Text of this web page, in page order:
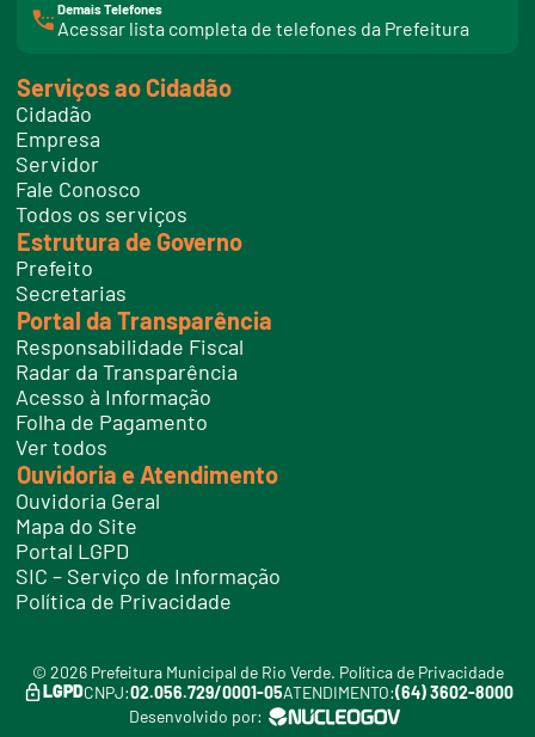
Demais Telefones
Acessar lista completa de telefones da Prefeitura
i
t
e
l
f
o
e
s
Serviços ao Cidadão
Cidadão
Empresa
Servidor
Fale Conosco
Todos os serviços
Estrutura de Governo
Prefeito
Secretarias
Portal da Transparência
Responsabilidade Fiscal
Radar da Transparência
Acesso à Informação
Folha de Pagamento
Ver todos
Ouvidoria e Atendimento
Ouvidoria Geral
Mapa do Site
Portal LGPD
SIC – Serviço de Informação
Política de Privacidade
© 2026 Prefeitura Municipal de Rio Verde. Política de Privacidade
LGPDCNPJ:02.056.729/0001-05ATENDIMENTO:(64) 3602-8000
Desenvolvido por: